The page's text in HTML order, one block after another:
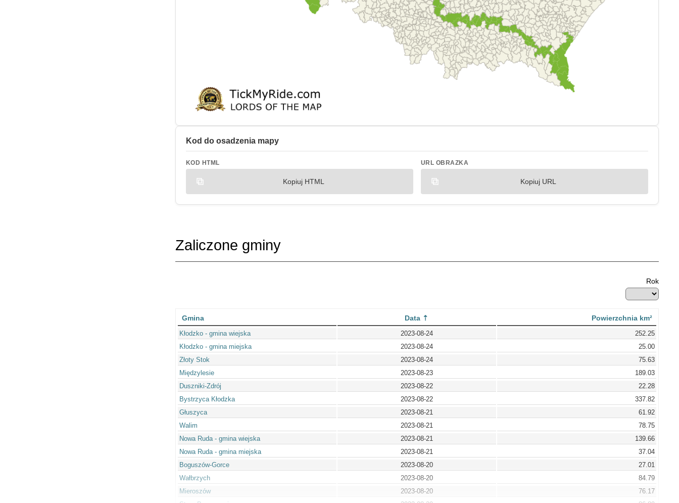
Kod do osadzenia mapy
KOD HTML
Kopiuj HTML
URL OBRAZKA
Kopiuj URL
Zaliczone gminy
Rok
Gmina Data Powierzchnia km²
Kłodzko - gmina wiejska 2023-08-24
252.25
Kłodzko - gmina miejska
2023-08-24
25.00
Złoty Stok
2023-08-24
75.63
Międzylesie
2023-08-23
189.03
Duszniki-Zdrój
2023-08-22
22.28
Bystrzyca Kłodzka
2023-08-22
337.82
Głuszyca
2023-08-21
61.92
Walim
2023-08-21
78.75
Nowa Ruda - gmina wiejska
2023-08-21
139.66
Nowa Ruda - gmina miejska
2023-08-21
37.04
Boguszów-Gorce
2023-08-20
27.01
Wałbrzych
2023-08-20
84.79
Mieroszów
2023-08-20
76.17